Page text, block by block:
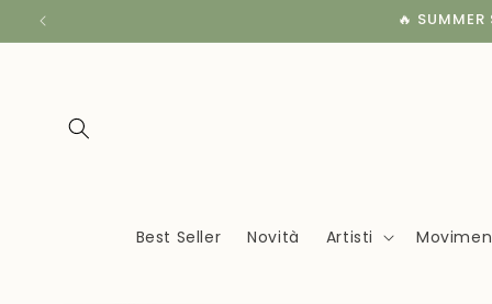
direttamente
ai contenuti
🔥
Best Seller Novità Artisti